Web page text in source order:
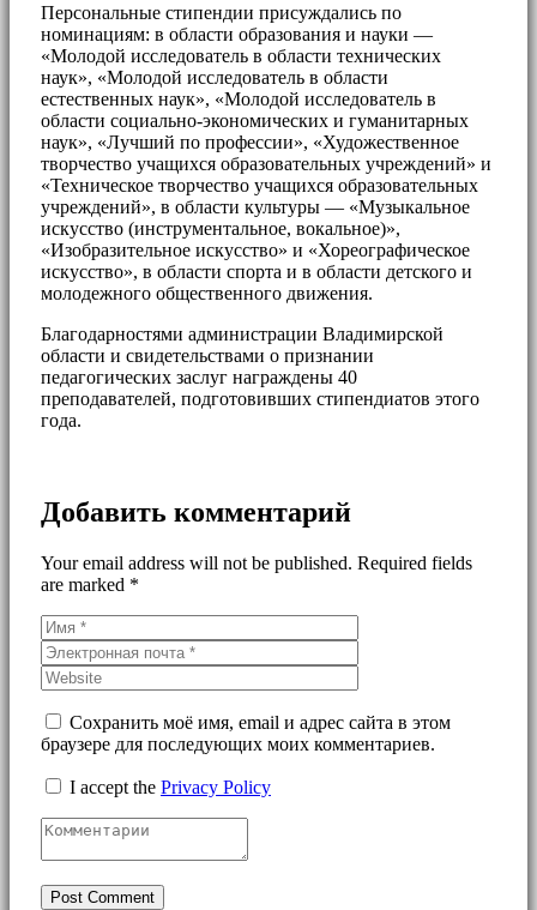
Персональные стипендии присуждались по
номинациям: в области образования и науки —
«Молодой исследователь в области технических
наук», «Молодой исследователь в области
естественных наук», «Молодой исследователь в
области социально-экономических и гуманитарных
наук», «Лучший по профессии», «Художественное
творчество учащихся образовательных учреждений» и
«Техническое творчество учащихся образовательных
учреждений», в области культуры — «Музыкальное
искусство (инструментальное, вокальное)»,
«Изобразительное искусство» и «Хореографическое
искусство», в области спорта и в области детского и
молодежного общественного движения.
Благодарностями администрации Владимирской
области и свидетельствами о признании
педагогических заслуг награждены 40
преподавателей, подготовивших стипендиатов этого
года.
Добавить комментарий
Your email address will not be published. Required fields
are marked *
Сохранить моё имя, email и адрес сайта в этом
браузере для последующих моих комментариев.
I accept the Privacy Policy